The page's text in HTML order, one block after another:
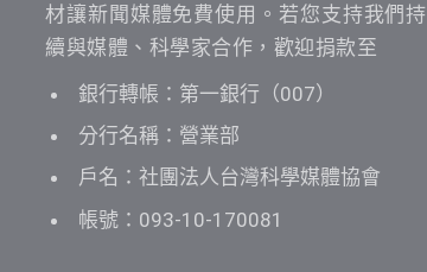
材讓新聞媒體免費使用。若您支持我們持
續與媒體、科學家合作，歡迎捐款至
銀行轉帳：第一銀行（007）
分行名稱：營業部
戶名：社團法人台灣科學媒體協會
帳號：093-10-170081